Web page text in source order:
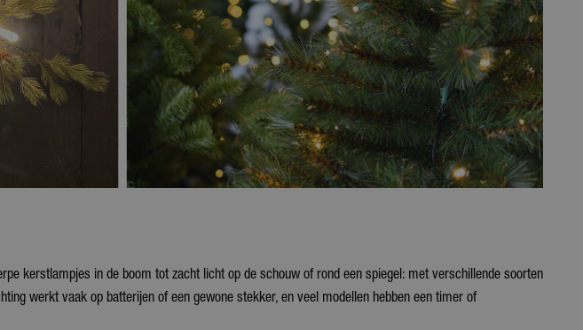
kerstlampjes in de boom tot zacht licht op de schouw of rond een spiegel: met verschillende soorten
werkt vaak op batterijen of een gewone stekker, en veel modellen hebben een timer of